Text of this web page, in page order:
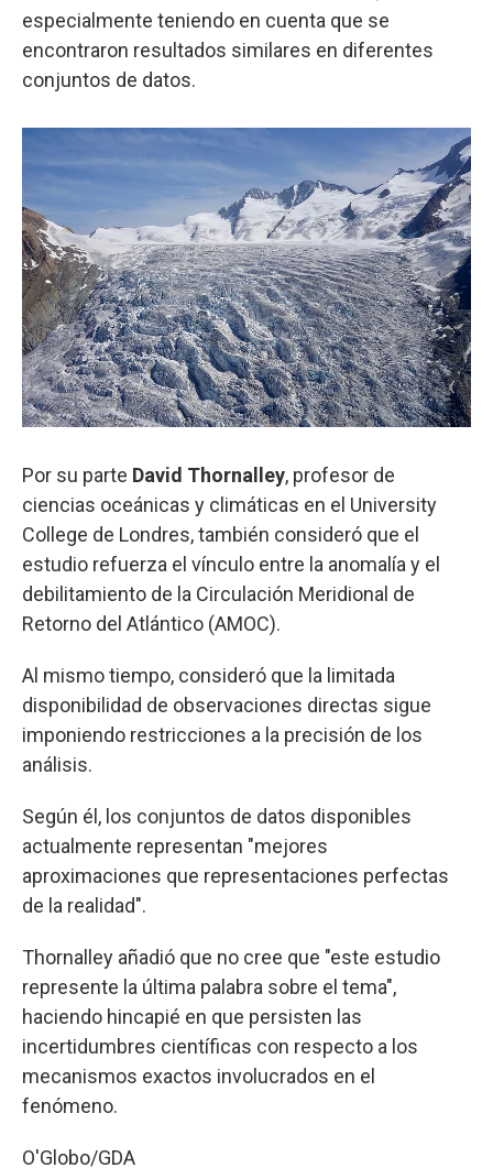
especialmente teniendo en cuenta que se
encontraron resultados similares en diferentes
conjuntos de datos.
Por su parte David Thornalley, profesor de
ciencias oceánicas y climáticas en el University
College de Londres, también consideró que el
estudio refuerza el vínculo entre la anomalía y el
debilitamiento de la Circulación Meridional de
Retorno del Atlántico (AMOC).
Al mismo tiempo, consideró que la limitada
disponibilidad de observaciones directas sigue
imponiendo restricciones a la precisión de los
análisis.
Según él, los conjuntos de datos disponibles
actualmente representan "mejores
aproximaciones que representaciones perfectas
de la realidad".
Thornalley añadió que no cree que "este estudio
represente la última palabra sobre el tema",
haciendo hincapié en que persisten las
incertidumbres científicas con respecto a los
mecanismos exactos involucrados en el
fenómeno.
O'Globo/GDA